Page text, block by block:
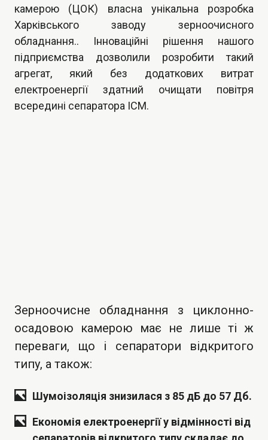
камерою (ЦОК) власна унікальна розробка
Харківського заводу зерноочисного
обладнання.. Інноваційні рішення нашого
підприємства дозволили розробити такий
агрегат, який без додаткових витрат
електроенергії здатний очищати повітря
всередині сепаратора ІСМ.
Зерноочисне обладнання з циклонно-
осадовою камерою має не лише ті ж
переваги, що і сепаратори відкритого
типу, а також:
Шумоізоляція знизилася з 85 дБ до 57 Дб.
Економія електроенергії у відмінності від